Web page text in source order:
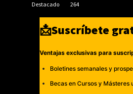
Destacado
264
📩Suscríbete
Ventajas exclusivas para
Boletines semanales y
Becas en Cursos y Másteres